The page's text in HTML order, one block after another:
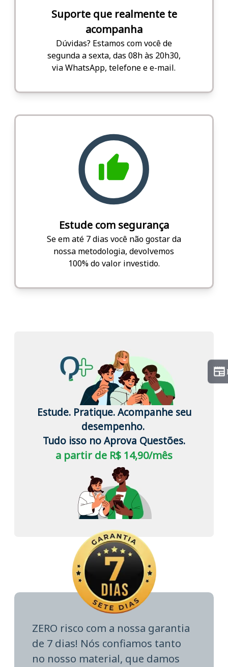
Suporte que realmente te
acompanha
Dúvidas? Estamos com você de
segunda a sexta, das 08h às 20h30,
via WhatsApp, telefone e e-mail.
Estude com segurança
Se em até 7 dias você não gostar da
nossa metodologia, devolvemos
100% do valor investido.
Estude. Pratique. Acompanhe seu
desempenho.
Tudo isso no Aprova Questões.
a partir de R$ 14,90/mês
ZERO risco com a nossa garantia
de 7 dias! Nós confiamos tanto
no nosso material, que damos